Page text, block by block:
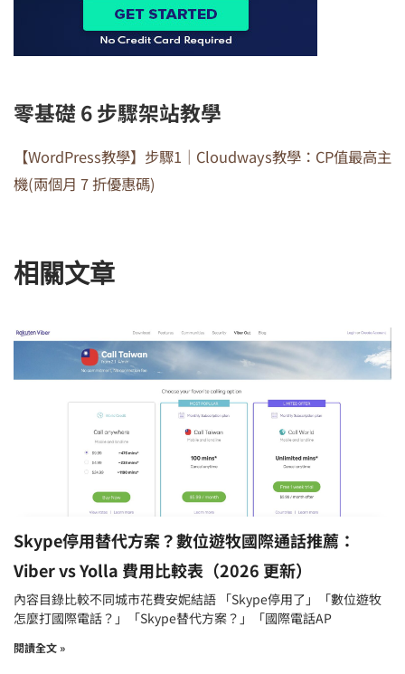
零基礎 6 步驟架站教學
【WordPress教學】步驟1｜Cloudways教學：CP值最高主
機(兩個月 7 折優惠碼)
相關文章
Skype停用替代方案？數位遊牧國際通話推薦：
Viber vs Yolla 費用比較表（2026 更新）
內容目錄比較不同城市花費安妮結語 「Skype停用了」「數位遊牧
怎麼打國際電話？」「Skype替代方案？」「國際電話AP
閱讀全文 »